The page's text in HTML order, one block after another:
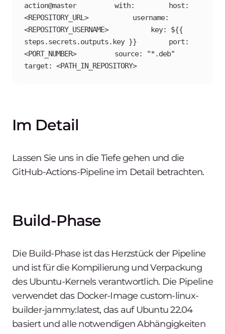
action@master     	with:       	host:
<REPOSITORY_URL>       	username:
<REPOSITORY_USERNAME>       	key: ${{
steps.secrets.outputs.key }}       	port:
<PORT_NUMBER>       	source: "*.deb"
target: <PATH_IN_REPOSITORY>
Im Detail
Lassen Sie uns in die Tiefe gehen und die
GitHub-Actions-Pipeline im Detail betrachten.
Build-Phase
Die Build-Phase ist das Herzstück der Pipeline
und ist für die Kompilierung und Verpackung
des Ubuntu-Kernels verantwortlich. Die Pipeline
verwendet das Docker-Image custom-linux-
builder-jammy:latest, das auf Ubuntu 22.04
basiert und alle notwendigen Abhängigkeiten